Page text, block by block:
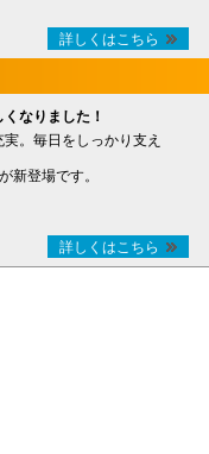
詳しくはこちら
なりました！
。毎日をしっかり支え
新登場です。
詳しくはこちら